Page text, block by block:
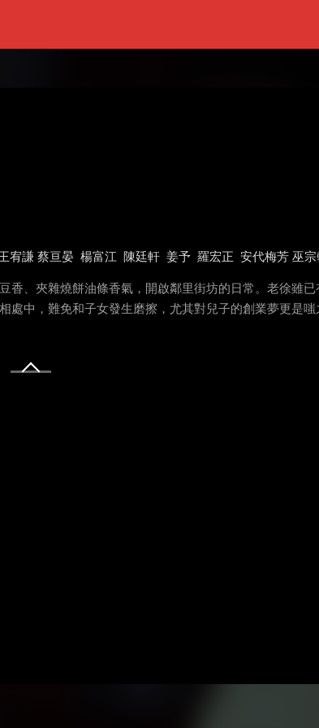
宥謙 蔡亘晏 楊富江 陳廷軒 姜予 羅宏正 安代梅芳 巫宗
、夾雜燒餅油條香氣，開啟鄰里街坊的日常。老徐雖
中，難免和子女發生磨擦，尤其對兒子的創業夢更是